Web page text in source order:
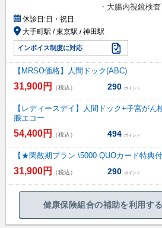
・大腸内視鏡検
休診日:日・祝日
大手町駅 / 東京駅 / 神田駅
インボイス制度に対応
【MRSO価格】人間ドック(ABC)
31,900円 （税込） 290 ポイント
【レディースデイ】人間ドック+子宮が
腺エコー
54,400円 （税込） 494 ポイント
【★閑散期プラン \5000 QUOカード特典
31,900円 （税込） 290 ポイント
健康保険組合の補助を利用す